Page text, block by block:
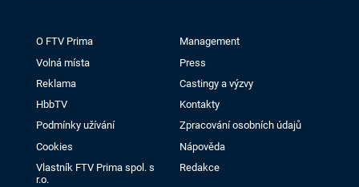
O FTV Prima
Management
Volná místa
Press
Reklama
Castingy a výzvy
HbbTV
Kontakty
Podmínky užívání
Zpracování osobních údajů
Cookies
Nápověda
Vlastník FTV Prima spol. s
r.o.
Redakce